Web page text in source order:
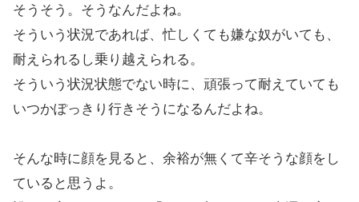
そうそう。そうなんだよね。
そういう状況であれば、忙しくても嫌な奴がいても、
耐えられるし乗り越えられる。
そういう状況状態でない時に、頑張って耐えていても
いつかぽっきり行きそうになるんだよね。
そんな時に顔を見ると、余裕が無くて辛そうな顔をし
ていると思うよ。